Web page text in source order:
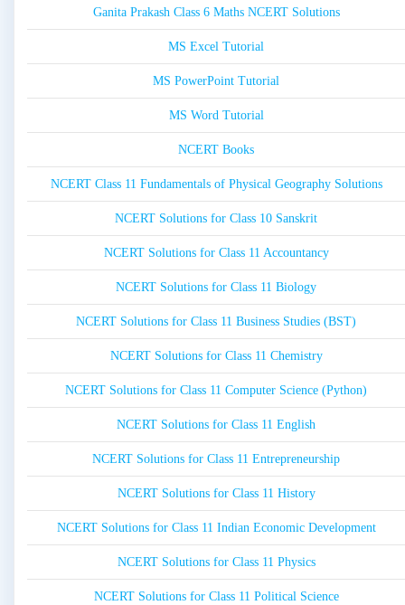
Ganita Prakash Class 6 Maths NCERT Solutions
MS Excel Tutorial
MS PowerPoint Tutorial
MS Word Tutorial
NCERT Books
NCERT Class 11 Fundamentals of Physical Geography Solutions
NCERT Solutions for Class 10 Sanskrit
NCERT Solutions for Class 11 Accountancy
NCERT Solutions for Class 11 Biology
NCERT Solutions for Class 11 Business Studies (BST)
NCERT Solutions for Class 11 Chemistry
NCERT Solutions for Class 11 Computer Science (Python)
NCERT Solutions for Class 11 English
NCERT Solutions for Class 11 Entrepreneurship
NCERT Solutions for Class 11 History
NCERT Solutions for Class 11 Indian Economic Development
NCERT Solutions for Class 11 Physics
NCERT Solutions for Class 11 Political Science